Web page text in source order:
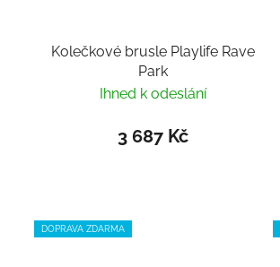
Kolečkové brusle Playlife Rave
Park
Ihned k odeslání
3 687 Kč
DOPRAVA ZDARMA